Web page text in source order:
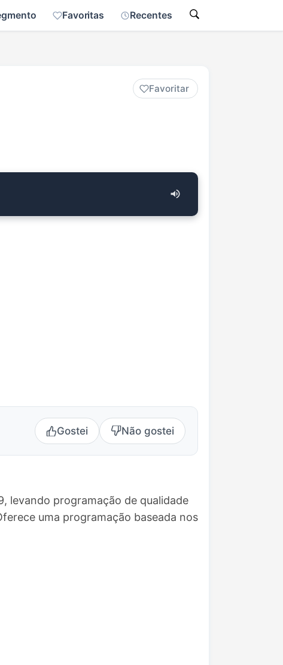
Favoritas Recentes
Favoritar
Gostei Não gostei
levando programação de qualidade
uma programação baseada nos